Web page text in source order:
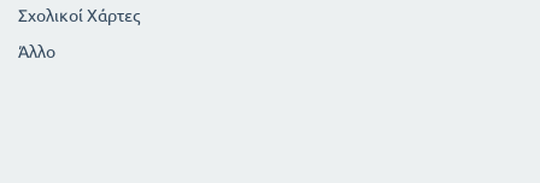
Σχολικοί Χάρτες
Άλλο